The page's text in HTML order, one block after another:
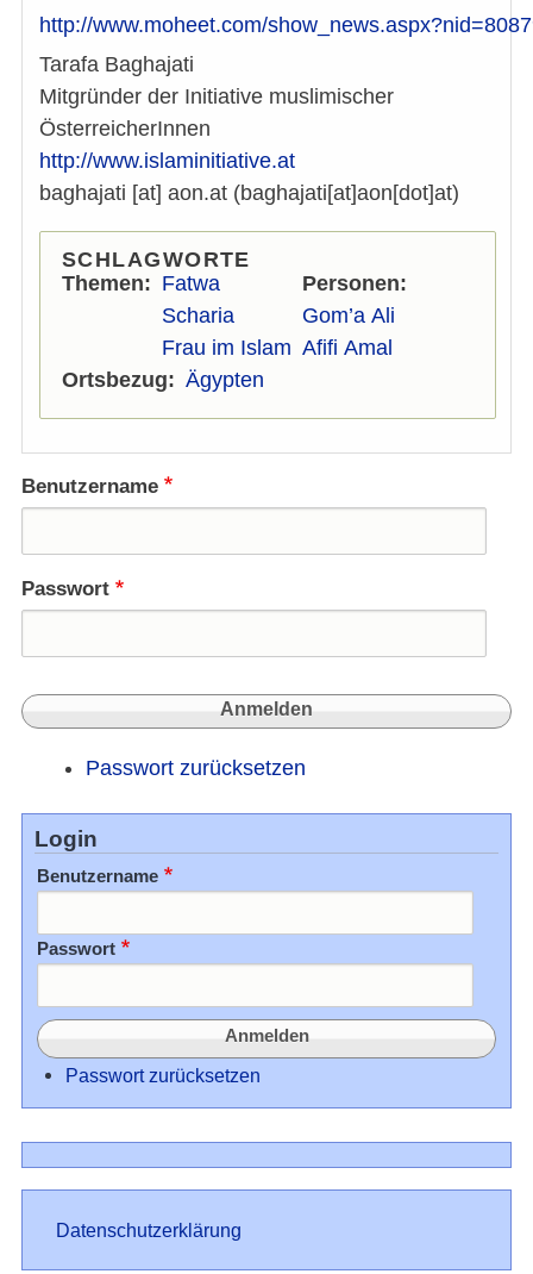
http://www.moheet.com/
Tarafa Baghajati
Mitgründer der Initiative muslimischer
ÖsterreicherInnen
http://www.islaminitiative.at
baghajati [at] aon.at (baghajati[at]aon[dot]at)
SCHLAGWORTE
Themen
Fatwa
Scharia
Frau im Islam
Personen
Gom’a Ali
Afifi Amal
Ortsbezug
Ägypten
Benutzername
Passwort
Passwort zurücksetzen
Login
Benutzername
Passwort
Passwort zurücksetzen
Datenschutz
Datenschutzerklärung